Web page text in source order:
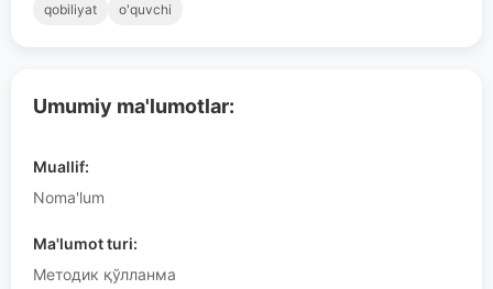
Umumiy ma'lumotlar:
Muallif:
Noma'lum
Ma'lumot turi:
Методик қўлланма
qobiliyat
o'quvchi